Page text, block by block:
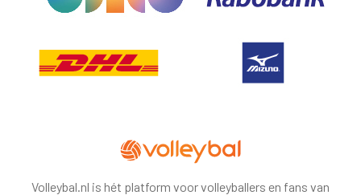
Volleybal.nl is hét platform voor volleyballers en fans van